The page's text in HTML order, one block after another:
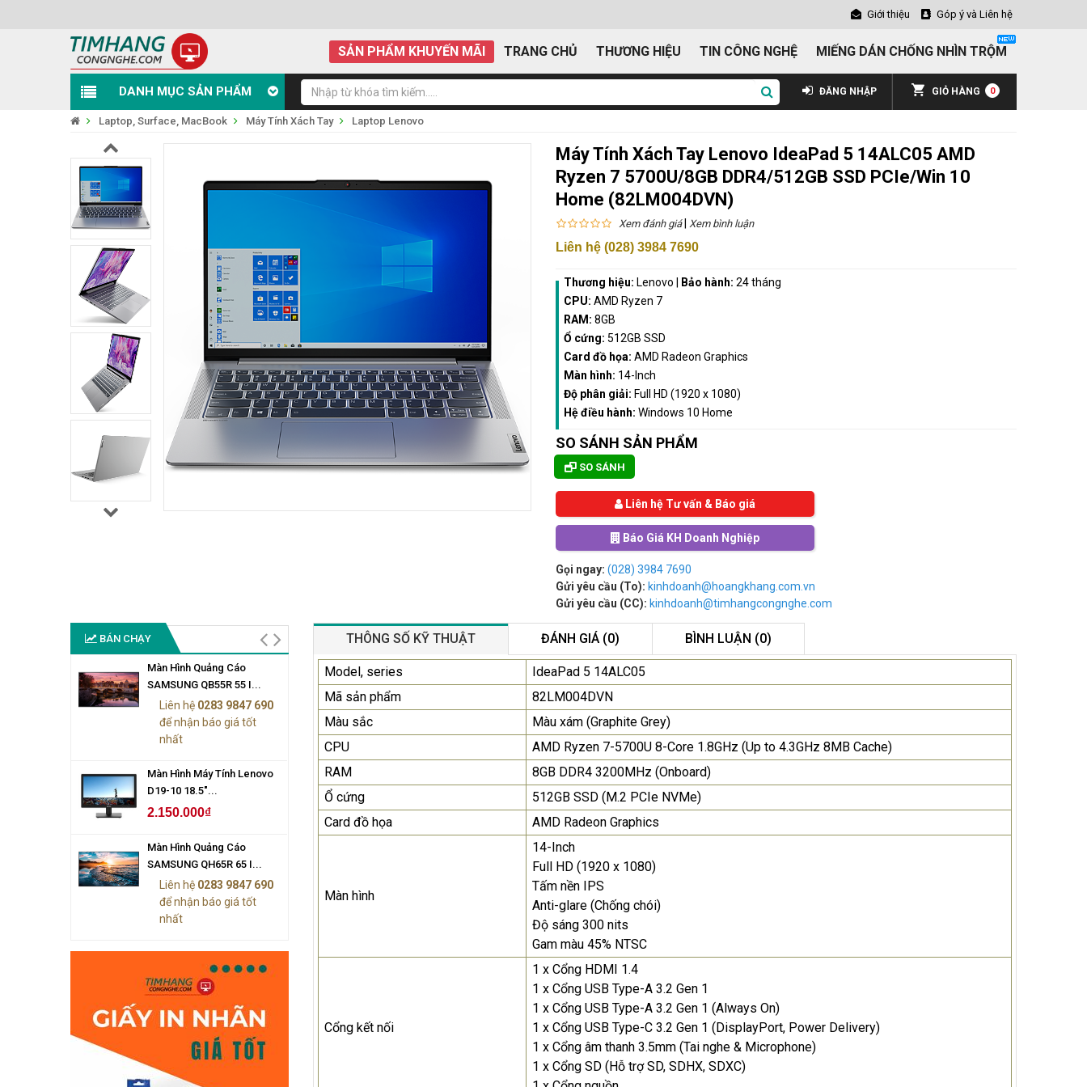
Giới thiệu Góp ý và Liên hệ
SẢN PHẨM KHUYẾN MÃI TRANG CHỦ THƯƠNG HIỆU TIN CÔNG NGHỆ MIẾNG DÁN CHỐNG NHÌN TRỘM
DANH MỤC SẢN PHẨM GIỎ HÀNG 0
ĐĂNG NHẬP
Laptop, Surface, MacBook Máy Tính Xách Tay Laptop Lenovo
Máy Tính Xách Tay Lenovo IdeaPad 5 14ALC05 AMD
Ryzen 7 5700U/8GB DDR4/512GB SSD PCIe/Win 10
Home (82LM004DVN)
Xem đánh giá| Xem bình luận
Liên hệ (028) 3984 7690
Thương hiệu: Lenovo Bảo hành: 24 tháng
CPU: AMD Ryzen 7
RAM: 8GB
Ổ cứng: 512GB SSD
Card đồ họa: AMD Radeon Graphics
Màn hình: 14-Inch
Độ phân giải: Full HD (1920 x 1080)
Hệ điều hành: Windows 10 Home
SO SÁNH SẢN PHẨM
SO SÁNH
Liên hệ Tư vấn & Báo giá
Báo Giá KH Doanh Nghiệp
Gọi ngay: (028) 3984 7690
Gửi yêu cầu (To): kinhdoanh@hoangkhang.com.vn
Gửi yêu cầu (CC): kinhdoanh@timhangcongnghe.com
BÁN CHẠY
Màn Hình Quảng Cáo
SAMSUNG QB55R 55 I...
Liên hệ 0283 9847 690
để nhận báo giá tốt
nhất
Màn Hình Máy Tính Lenovo
D19-10 18.5"...
2.150.000₫
Màn Hình Quảng Cáo
SAMSUNG QH65R 65 I...
Liên hệ 0283 9847 690
để nhận báo giá tốt
nhất
Màn Hình Quảng Cáo
SAMSUNG QB55R 55 I...
Liên hệ
để nhận báo giá tốt
nhất
Màn Hình Máy Tính Lenovo
D19-10 18.5"...
2.150.000₫
SAMSUNG QH65R 65 I...
Liên hệ
để nhận báo giá tốt
nhất
THÔNG SỐ KỸ THUẬT ĐÁNH GIÁ (0) BÌNH LUẬN (0)
Model, series
IdeaPad 5 14ALC05
Mã sản phẩm
82LM004DVN
Màu sắc
Màu xám (Graphite Grey)
CPU
AMD Ryzen 7-5700U 8-Core 1.8GHz (Up to 4.3GHz 8MB Cache)
RAM
8GB DDR4 3200MHz (Onboard)
Ổ cứng
512GB SSD (M.2 PCIe NVMe)
Card đồ họa
AMD Radeon Graphics
Màn hình
14-Inch
Full HD (1920 x 1080)
Tấm nền IPS
Anti-glare (Chống chói)
Độ sáng 300 nits
Gam màu 45% NTSC
Cổng kết nối
1 x Cổng HDMI 1.4
1 x Cổng USB Type-A 3.2 Gen 1
1 x Cổng USB Type-A 3.2 Gen 1 (Always On)
1 x Cổng USB Type-C 3.2 Gen 1 (DisplayPort, Power Delivery)
1 x Cổng âm thanh 3.5mm (Tai nghe & Microphone)
1 x Cổng SD (Hỗ trợ SD, SDHX, SDXC)